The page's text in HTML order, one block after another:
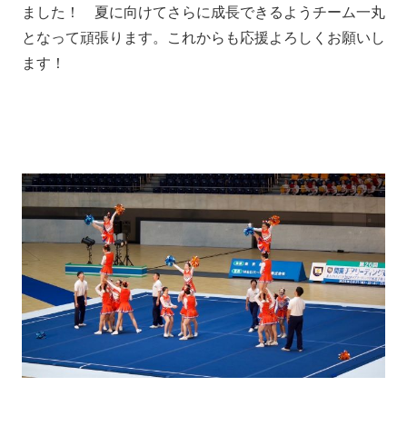
ました！ 夏に向けてさらに成長できるようチーム一丸
となって頑張ります。これからも応援よろしくお願いし
ます！